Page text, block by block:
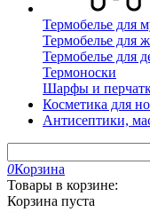
Термобелье для
Термобелье для
Термобелье для
Термоноски
Шарфы и
Косметика для
Антисептики,
0Корзина
Товары в корзине:
Корзина пуста